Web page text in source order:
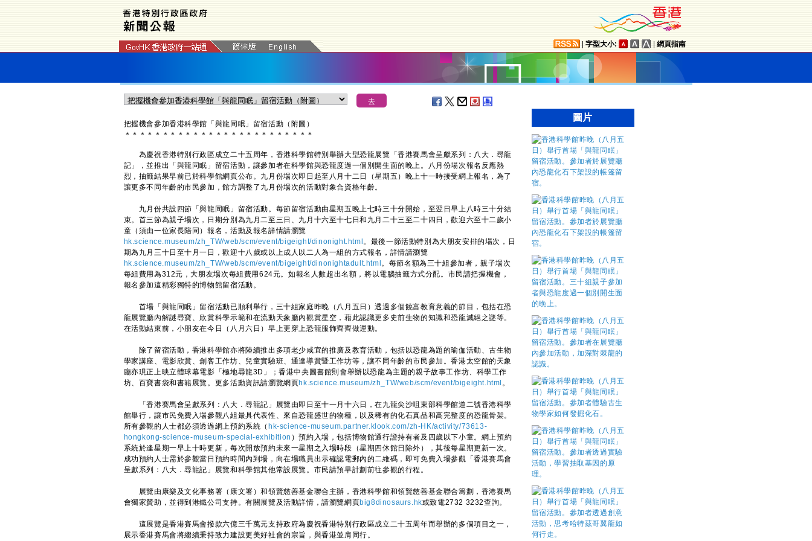
字型大小: 網頁指南
​把握機會參加香港科學館「與龍同眠」留宿活動（附圖）
＊ ＊ ＊ ＊ ＊ ＊ ＊ ＊ ＊ ＊ ＊ ＊ ＊ ＊ ＊ ＊ ＊ ＊ ＊ ＊ ＊ ＊ ＊ ＊ ＊
為慶祝香港特別行政區成立二十五周年，香港科學館特別舉辦大型恐龍展覽「香港賽馬會呈獻系列：八大．尋龍
記」，並推出「與龍同眠」留宿活動，讓參加者在科學館與恐龍度過一個別開生面的晚上。八月份場次報名反應熱
烈，抽籤結果早前已於科學館網頁公布。九月份場次即日起至八月十二日（星期五）晚上十一時接受網上報名，為了
讓更多不同年齡的市民參加，館方調整了九月份場次的活動對象合資格年齡。
九月份共設四節「與龍同眠」留宿活動。每節留宿活動由星期五晚上七時三十分開始，至翌日早上八時三十分結
束。首三節為親子場次，日期分別為九月二至三日、九月十六至十七日和九月二十三至二十四日，歡迎六至十二歲小
童（須由一位家長陪同）報名，活動及報名詳情請瀏覽
hk.science.museum/zh_TW/web/scm/event/bigeight/dinonight.html 。最後一節活動特別為大朋友安排的場次，日
期為九月三十日至十月一日，歡迎十八歲或以上成人以二人為一組的方式報名，詳情請瀏覽
hk.science.museum/zh_TW/web/scm/event/bigeight/dinonightadult.html 。每節名額為三十組參加者，親子場次
每組費用為312元，大朋友場次每組費用624元。如報名人數超出名額，將以電腦抽籤方式分配。市民請把握機會，
報名參加這精彩獨特的博物館留宿活動。
首場「與龍同眠」留宿活動已順利舉行，三十組家庭昨晚（八月五日）透過多個饒富教育意義的節目，包括在恐
龍展覽廳內解謎尋寶、欣賞科學示範和在流動天象廳內觀賞星空，藉此認識更多史前生物的知識和恐龍滅絕之謎等。
在活動結束前，小朋友在今日（八月六日）早上更穿上恐龍服飾齊齊做運動。
除了留宿活動，香港科學館亦將陸續推出多項老少咸宜的推廣及教育活動，包括以恐龍為題的瑜伽活動、古生物
學家講座、電影欣賞、創客工作坊、兒童實驗班、通達導賞暨工作坊等，讓不同年齡的市民參加。香港太空館的天象
廳亦現正上映立體球幕電影「極地尋龍3D」；香港中央圖書館則會舉辦以恐龍為主題的親子故事工作坊、科學工作
坊、百寶書袋和書籍展覽。更多活動資訊請瀏覽網頁hk.science.museum/zh_TW/web/scm/event/bigeight.html 。
「香港賽馬會呈獻系列：八大．尋龍記」展覽由即日至十一月十六日，在九龍尖沙咀東部科學館道二號香港科學
館舉行，讓市民免費入場參觀八組最具代表性、來自恐龍盛世的物種，以及稀有的化石真品和高完整度的恐龍骨架。
所有參觀的人士都必須透過網上預約系統（ hk-science-museum.partner.klook.com/zh-HK/activity/73613-
hongkong-science-museum-special-exhibition ）預約入場，包括博物館通行證持有者及四歲以下小童。網上預約
系統於逢星期一早上十時更新，每次開放預約未來一星期之入場時段（星期四休館日除外），其後每星期更新一次。
成功預約人士需於參觀當日預約時間內到場，向在場職員出示確認電郵內的二維碼，即可免費入場參觀「香港賽馬會
呈獻系列：八大．尋龍記」展覽和科學館其他常設展覽。市民請預早計劃前往參觀的行程。
展覽由康樂及文化事務署（康文署）和領賢慈善基金聯合主辦，香港科學館和領賢慈善基金聯合籌劃，香港賽馬
會獨家贊助，並得到港鐵公司支持。有關展覽及活動詳情，請瀏覽網頁big8dinosaurs.hk或致電2732 3232查詢。
這展覽是香港賽馬會撥款六億三千萬元支持政府為慶祝香港特別行政區成立二十五周年而舉辦的多個項目之一，
展示香港賽馬會將繼續秉持致力建設更美好社會的宗旨，與香港並肩同行。
圖片